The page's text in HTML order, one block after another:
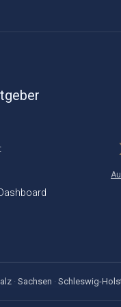
· Sachsen · Schleswig-